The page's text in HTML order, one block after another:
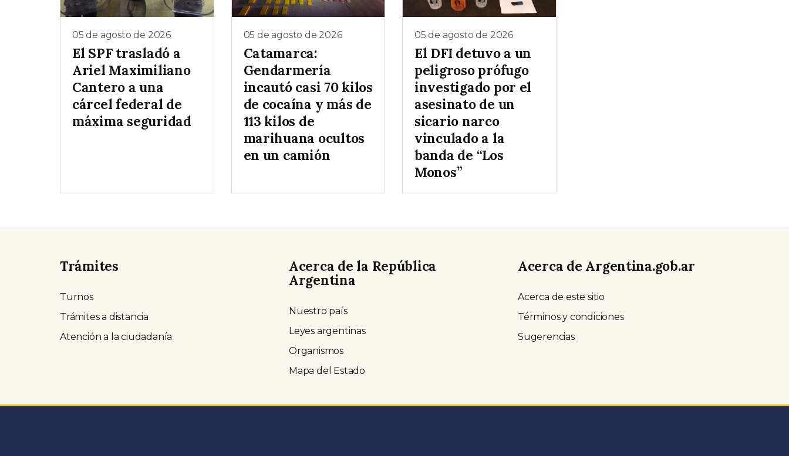
05 de agosto de 2026
El SPF trasladó a
Ariel Maximiliano
Cantero a una
cárcel federal de
máxima seguridad
05 de agosto de 2026
Catamarca:
Gendarmería
incautó casi 70 kilos
de cocaína y más de
113 kilos de
marihuana ocultos
en un camión
05 de agosto de 2026
El DFI detuvo a un
peligroso prófugo
investigado por el
asesinato de un
sicario narco
vinculado a la
banda de “Los
Monos”
Trámites
Turnos
Trámites a distancia
Atención a la ciudadanía
Acerca de la República
Argentina
Nuestro país
Leyes argentinas
Organismos
Mapa del Estado
Acerca de Argentina.gob.ar
Acerca de este sitio
Términos y condiciones
Sugerencias